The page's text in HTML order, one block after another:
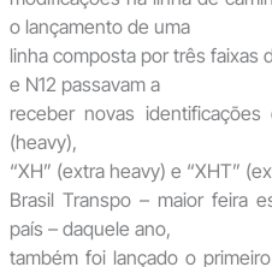
o lançamento de uma
linha composta por três faixas
e N12 passavam a
receber novas
(heavy),
“XH” (extra heavy) e “XHT”
Brasil Transpo – maior feira
país – daquele ano,
também foi lançado o